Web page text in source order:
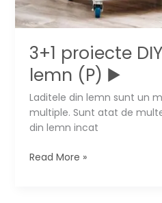
3+1 proiecte
lemn (P) ▶️
Laditele din lemn sunt un
multiple. Sunt atat de
din lemn incat
3+1
Read More »